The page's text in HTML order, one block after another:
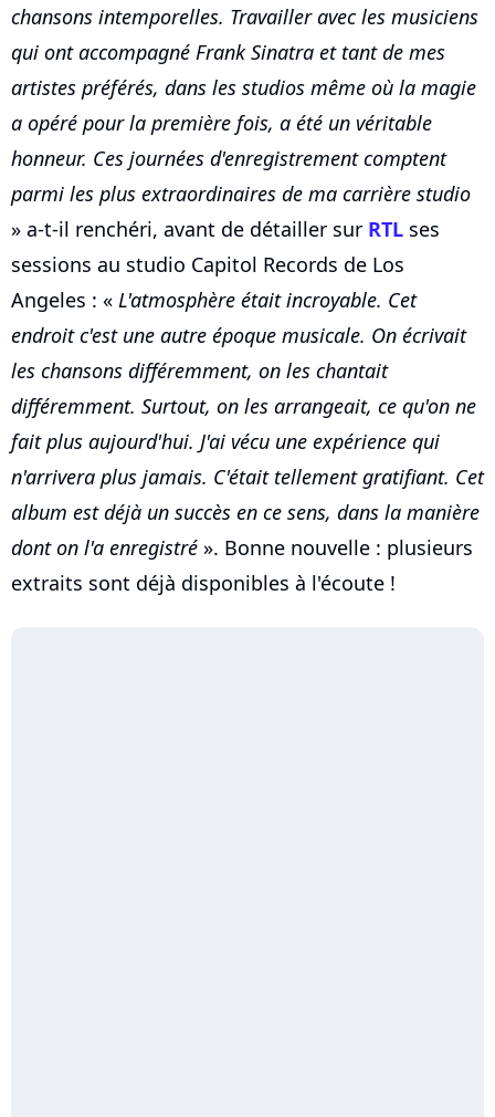
chansons intemporelles. Travailler avec les musiciens
qui ont accompagné Frank Sinatra et tant de mes
artistes préférés, dans les studios même où la magie
a opéré pour la première fois, a été un véritable
honneur. Ces journées d'enregistrement comptent
parmi les plus extraordinaires de ma carrière studio
» a-t-il renchéri, avant de détailler sur RTL ses
sessions au studio Capitol Records de Los
Angeles : « L'atmosphère était incroyable. Cet
endroit c'est une autre époque musicale. On écrivait
les chansons différemment, on les chantait
différemment. Surtout, on les arrangeait, ce qu'on ne
fait plus aujourd'hui. J'ai vécu une expérience qui
n'arrivera plus jamais. C'était tellement gratifiant. Cet
album est déjà un succès en ce sens, dans la manière
dont on l'a enregistré ». Bonne nouvelle : plusieurs
extraits sont déjà disponibles à l'écoute !